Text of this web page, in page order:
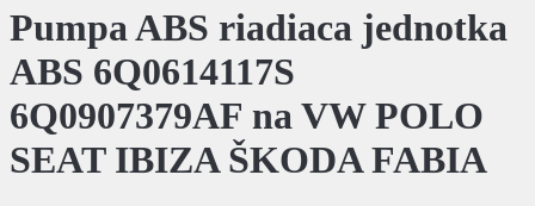
Pumpa ABS riadiaca jednotka
ABS 6Q0614117S
6Q0907379AF na VW POLO
SEAT IBIZA ŠKODA FABIA